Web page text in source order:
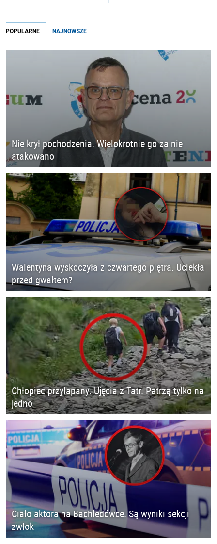
POPULARNE NAJNOWSZE
Nie krył pochodzenia. Wielokrotnie go za nie
atakowano
Walentyna wyskoczyła z czwartego piętra. Uciekła
przed gwałtem?
Chłopiec przyłapany. Ujęcia z Tatr. Patrzą tylko na
jedno
Ciało aktora na Bachledówce. Są wyniki sekcji
zwłok